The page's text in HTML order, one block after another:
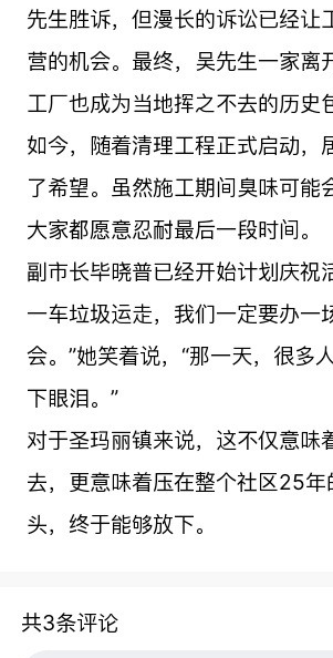
先生胜诉，但漫长的诉讼已经让
营的机会。最终，吴先生一家离
工厂也成为当地挥之不去的历史
如今，随着清理工程正式启动，
了希望。虽然施工期间臭味可能
大家都愿意忍耐最后一段时间。
副市长毕晓普已经开始计划庆祝
一车垃圾运走，我们一定要办一
会。”她笑着说，“那一天，很多
下眼泪。”
对于圣玛丽镇来说，这不仅意味
去，更意味着压在整个社区25年
头，终于能够放下。
共3条评论